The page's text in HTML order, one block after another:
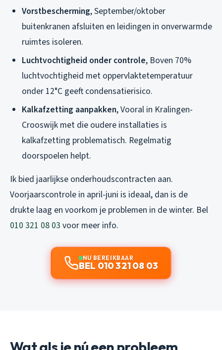
Vorstbescherming, September/oktober
buitenkranen afsluiten en leidingen in onverwarmde
ruimtes isoleren.
Luchtvochtigheid onder controle, Boven 70%
luchtvochtigheid met oppervlaktetemperatuur
onder 12°C geeft condensatierisico.
Kalkafzetting aanpakken, Vooral in Kralingen-
Crooswijk met die oudere installaties is
kalkafzetting problematisch. Regelmatig
doorspoelen helpt.
Ik bied jaarlijkse onderhoudscontracten aan.
Voorjaarscontrole in april-juni is ideaal, dan is de
drukte laag en voorkom je problemen in de winter. Bel
010 321 08 03 voor meer info.
NU BEREIKBAAR
BEL 010 321 08 03